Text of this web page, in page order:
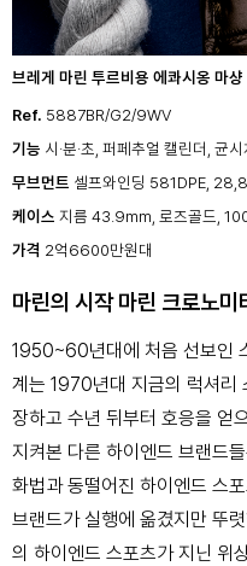
브레게 마린 투르비용 에콰시옹 마샹
Ref. 5887BR/G2/9WV
기능 시·분·초, 퍼페추얼 캘린더, 균
무브먼트 셀프와인딩 581DPE,
케이스 지름 43.9mm, 로즈골드,
가격 2억6600만원대
마린의 시작 마린 크로노미
1950~60년대에 처음 선보인
계는 1970년대 지금의 럭셔리
장하고 수년 뒤부터 호응을 얻
지켜본 다른 하이엔드 브랜드
화법과 동떨어진 하이엔드 스
브랜드가 실행에 옮겼지만 뚜
의 하이엔드 스포츠가 지닌 위